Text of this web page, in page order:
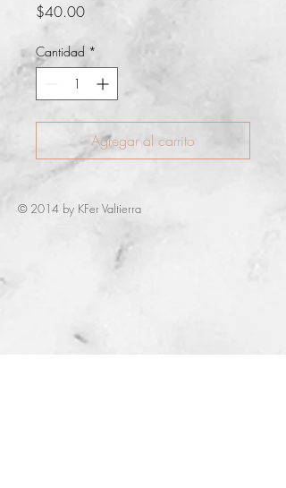
$40.00Precio
Cantidad *
Agregar al carrito
© 2014 by KFer Valtierra